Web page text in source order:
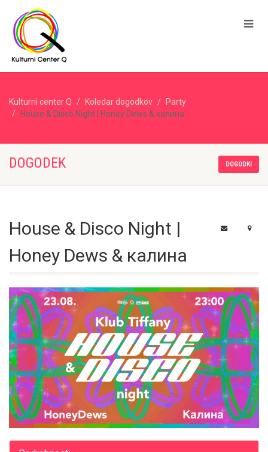
Kulturni center Q Koledar dogodkov
Party
House & Disco Night | Honey Dews & калина
DOGODEK DOGODKI
House & Disco Night |
Honey Dews & калина